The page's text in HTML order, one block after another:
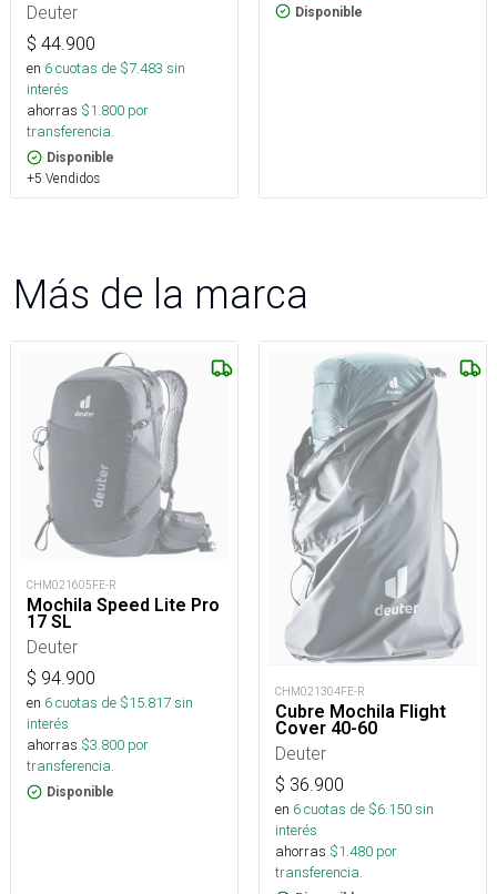
Deuter
$ 44.900
en 6cuotas de $7.483 sin
interés
ahorras $1.800 por
transferencia.
Disponible
+5 Vendidos
Disponible
Más de la marca
CHM021605FE-R
Mochila Speed Lite Pro
17 SL
Deuter
$ 94.900
en 6cuotas de $15.817sin
interés
ahorras $3.800 por
transferencia.
Disponible
CHM021304FE-R
Cubre Mochila Flight
Cover 40-60
Deuter
$ 36.900
en 6cuotas de $6.150sin
interés
ahorras $1.480 por
transferencia.